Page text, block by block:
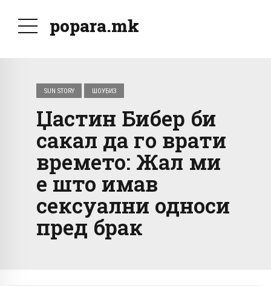
popara.mk
SUN STORY ШОУБИЗ
Џастин Бибер би
сакал да го врати
времето: Жал ми
е што имав
сексуални односи
пред брак